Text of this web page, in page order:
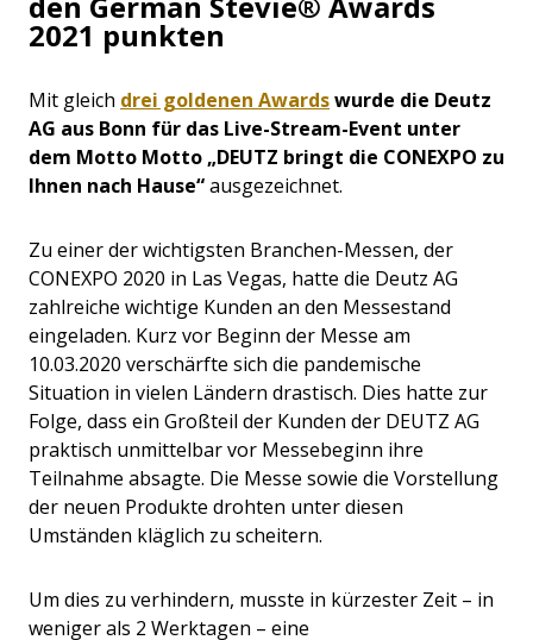
2021 punkten
Mit gleich drei goldenen Awardswurde die Deutz
AG aus Bonn für das Live-Stream-Event unter
dem Motto Motto „DEUTZ bringt die CONEXPO zu
Ihnen nach Hause“ausgezeichnet.
Zu einer der wichtigsten Branchen-Messen, der
CONEXPO 2020 in Las Vegas, hatte die Deutz AG
zahlreiche wichtige Kunden an den Messestand
eingeladen. Kurz vor Beginn der Messe am
10.03.2020 verschärfte sich die pandemische
Situation in vielen Ländern drastisch. Dies hatte zur
Folge, dass ein Großteil der Kunden der DEUTZ AG
praktisch unmittelbar vor Messebeginn ihre
Teilnahme absagte. Die Messe sowie die Vorstellung
der neuen Produkte drohten unter diesen
Umständen kläglich zu scheitern.
Um dies zu verhindern, musste in kürzester Zeit – in
weniger als 2 Werktagen – eine